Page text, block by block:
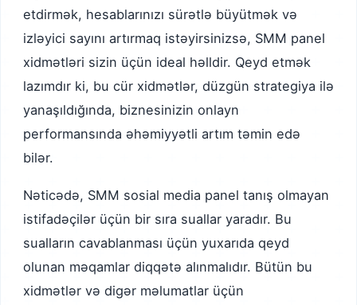
etdirmək, hesablarınızı sürətlə büyütmək və
izləyici sayını artırmaq istəyirsinizsə, SMM panel
xidmətləri sizin üçün ideal həlldir. Qeyd etmək
lazımdır ki, bu cür xidmətlər, düzgün strategiya ilə
yanaşıldığında, biznesinizin onlayn
performansında əhəmiyyətli artım təmin edə
bilər.
Nəticədə, SMM sosial media panel tanış olmayan
istifadəçilər üçün bir sıra suallar yaradır. Bu
sualların cavablanması üçün yuxarıda qeyd
olunan məqamlar diqqətə alınmalıdır. Bütün bu
xidmətlər və digər məlumatlar üçün